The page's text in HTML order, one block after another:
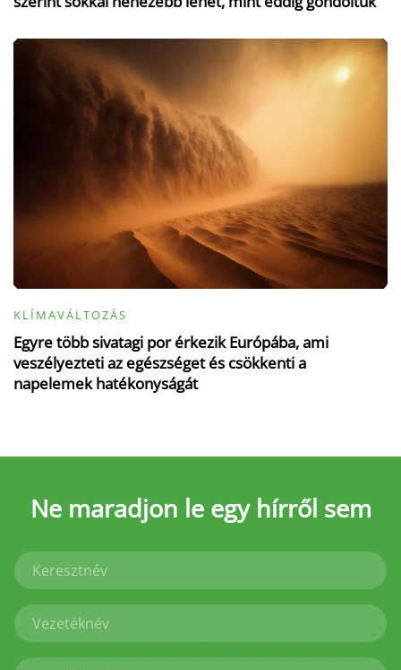
KLÍMAVÁLTOZÁS
Egyre több sivatagi por érkezik Európába, ami
veszélyezteti az egészséget és csökkenti a
napelemek hatékonyságát
Ne maradjon le egy hírről sem